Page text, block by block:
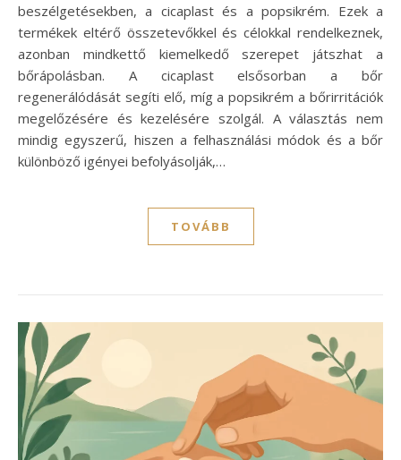
beszélgetésekben, a cicaplast és a popsikrém. Ezek a
termékek eltérő összetevőkkel és célokkal rendelkeznek,
azonban mindkettő kiemelkedő szerepet játszhat a
bőrápolásban. A cicaplast elsősorban a bőr
regenerálódását segíti elő, míg a popsikrém a bőrirritációk
megelőzésére és kezelésére szolgál. A választás nem
mindig egyszerű, hiszen a felhasználási módok és a bőr
különböző igényei befolyásolják,…
TOVÁBB